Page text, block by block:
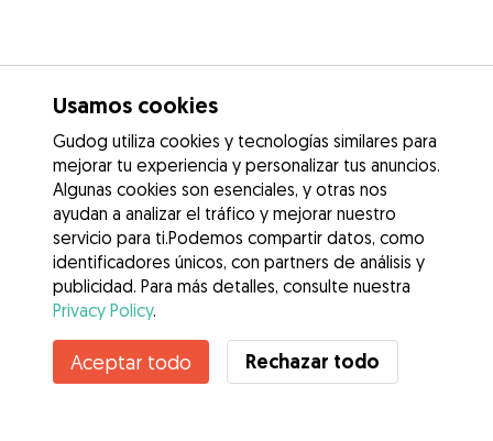
Usamos cookies
Gudog utiliza cookies y tecnologías similares para
mejorar tu experiencia y personalizar tus anuncios.
Algunas cookies son esenciales, y otras nos
ayudan a analizar el tráfico y mejorar nuestro
servicio para ti.Podemos compartir datos, como
identificadores únicos, con partners de análisis y
publicidad. Para más detalles, consulte nuestra
Privacy Policy.
Aceptar todo Rechazar todo